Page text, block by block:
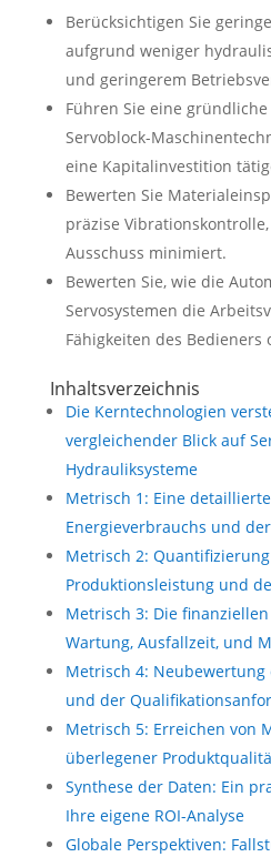
Berücksichtigen Sie
aufgrund weniger
und geringerem
Führen Sie eine
Servoblock-
eine Kapitalinvestition
Bewerten Sie
präzise
Ausschuss minimiert.
Bewerten Sie, wie die
Servosystemen die
Fähigkeiten des
Inhaltsverzeichnis
Die Kerntechnologien
vergleichender Blick auf
Hydrauliksysteme
Metrisch 1: Eine
Energieverbrauchs und
Metrisch 2:
Produktionsleistung und
Metrisch 3: Die
Wartung, Ausfallzeit, und
Metrisch 4:
und der
Metrisch 5: Erreichen von
überlegener
Synthese der Daten: Ein
Ihre eigene ROI-Analyse
Globale Perspektiven: